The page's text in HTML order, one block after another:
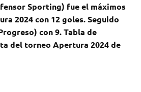
m
p
ar
Sporting) fue el máximos
2024 con 12 goles. Seguido
con 9. Tabla de
del torneo Apertura 2024 de